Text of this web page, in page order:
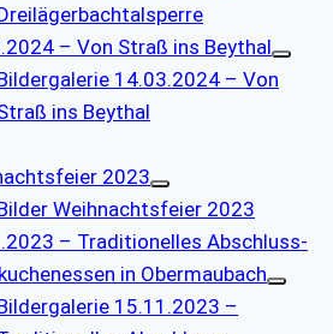
– Von Straß ins Beythal
14.03.2024 – Von
ins Beythal
2023
Weihnachtsfeier 2023
– Traditionelles Abschluss-
in Obermaubach
15.11.2023 –